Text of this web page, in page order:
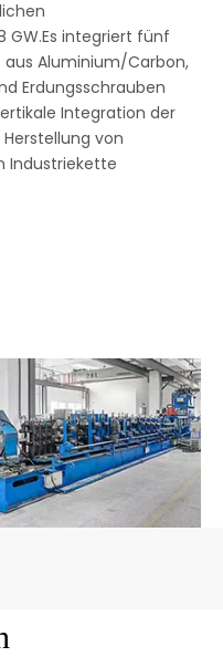
GW.Es integriert fünf
aus Aluminium/Carbon,
Erdungsschrauben
Integration der
von
Industriekette